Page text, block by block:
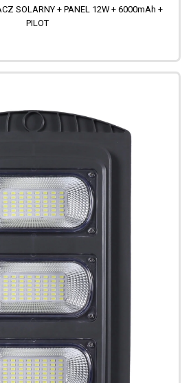
SOLARNY + PANEL 12W + 6000mAh +
PILOT